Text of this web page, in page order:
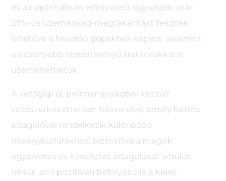
és az optimálisan elhelyezett egységek akár
25%-os üzemanyag-megtakarítást tesznek
lehetővé a hasonló gépekhez képest, valamint
alacsonyabb teljesítményű traktorokkal is
üzemeltethetők.
A vetőgép új, polimer anyagból készült
vetőszerkezettel van felszerelve, amely kettős
adagolóval rendelkezik különböző
növénykultúrákhoz, biztosítva a magok
egyenletes és kíméletes adagolását sérülés
nélkül, ami pozitívan befolyásolja a kelés